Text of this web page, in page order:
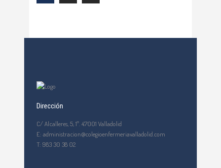
Dirección
C/ Alcalleres, 5, 1º. 47001 Valladolid
E: administracion@colegioenfermeriavalladolid.com
T: 983 30 38 02